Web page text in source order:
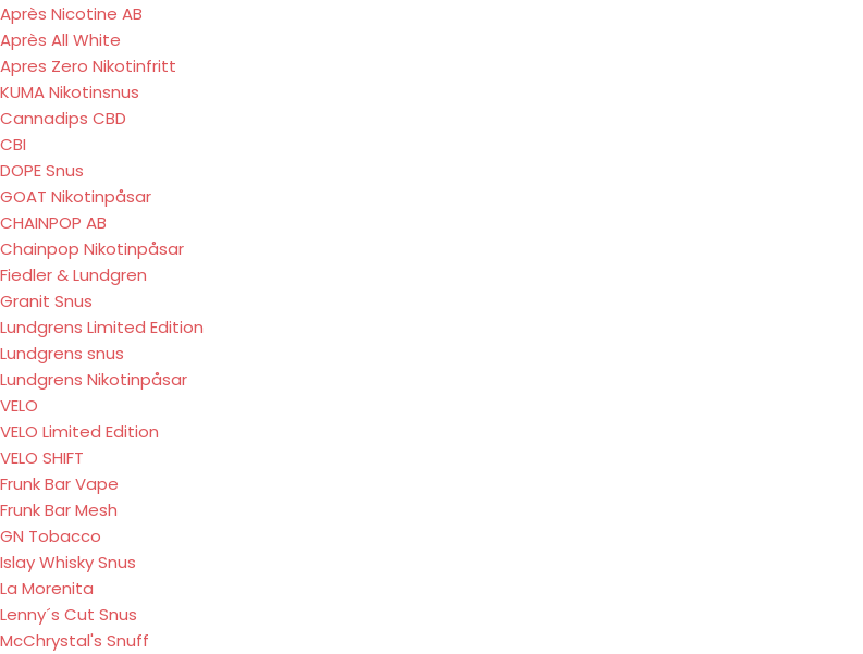
Après Nicotine AB
Après All White
Apres Zero Nikotinfritt
KUMA Nikotinsnus
Cannadips CBD
CBI
DOPE Snus
GOAT Nikotinpåsar
CHAINPOP AB
Chainpop Nikotinpåsar
Fiedler & Lundgren
Granit Snus
Lundgrens Limited Edition
Lundgrens snus
Lundgrens Nikotinpåsar
VELO
VELO Limited Edition
VELO SHIFT
Frunk Bar Vape
Frunk Bar Mesh
GN Tobacco
Islay Whisky Snus
La Morenita
Lenny´s Cut Snus
McChrystal's Snuff